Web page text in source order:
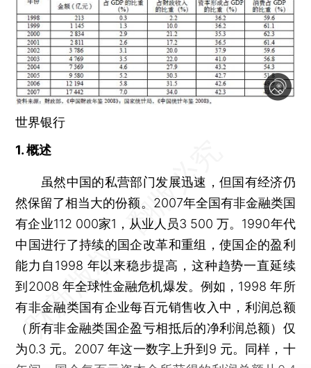
世界银行
1. 概述
虽然中国的私营部门发展迅速，但国有经济仍
然保留了相当大的份额。2007年全国有非金融类国
有企业112 000家1，从业人员3 500 万。1990年代
中国进行了持续的国企改革和重组，使国企的盈利
能力自1998 年以来稳步提高，这种趋势一直延续
到2008 年全球性金融危机爆发。例如，1998 年所
有非金融类国有企业每百元销售收入中，利润总额
（所有非金融类国企盈亏相抵后的净利润总额）仅
为0.3 元。2007 年这一数字上升到9 元。同样，十